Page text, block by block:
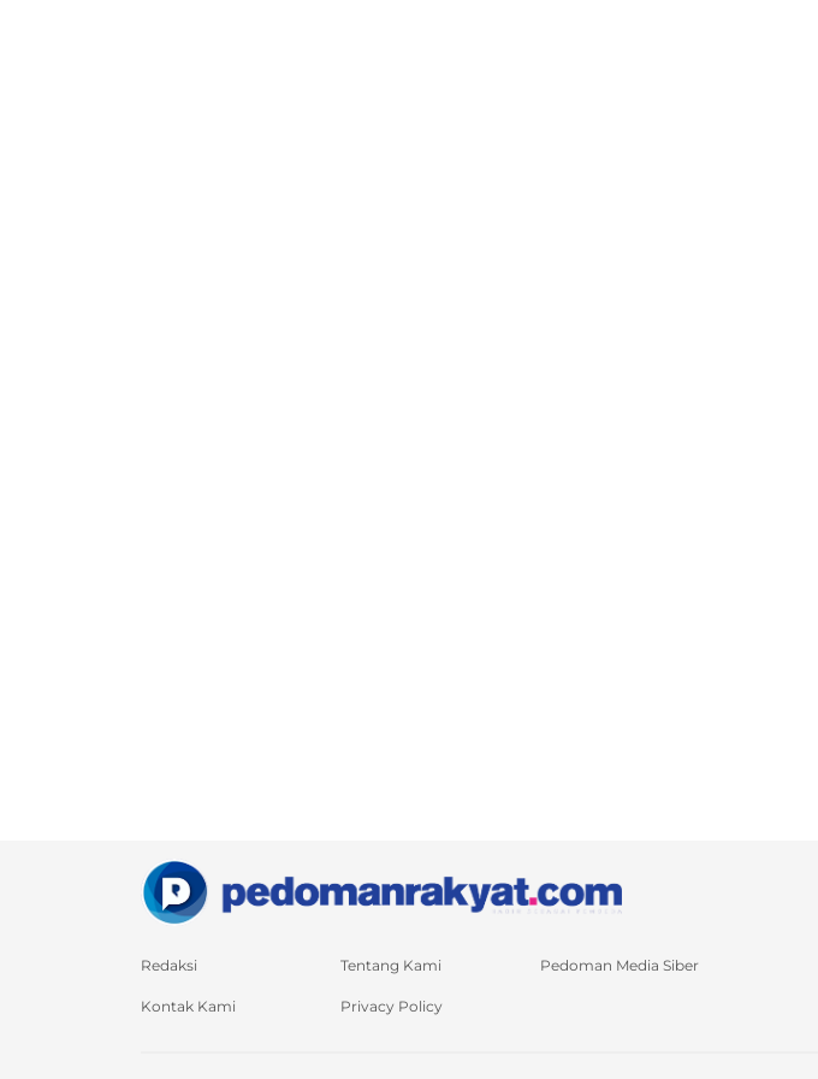
Redaksi Tentang Kami Pedoman Media Siber
Kontak Kami Privacy Policy